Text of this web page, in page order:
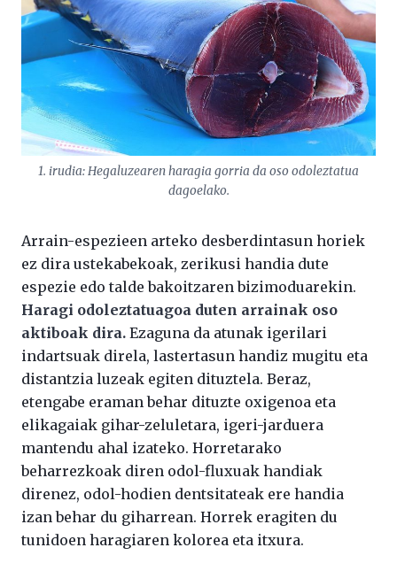
1. irudia: Hegaluzearen haragia gorria da oso odoleztatua
dagoelako.
Arrain-espezieen arteko desberdintasun horiek
ez dira ustekabekoak, zerikusi handia dute
espezie edo talde bakoitzaren bizimoduarekin.
Haragi odoleztatuagoa duten arrainak oso
aktiboak dira. Ezaguna da atunak igerilari
indartsuak direla, lastertasun handiz mugitu eta
distantzia luzeak egiten dituztela. Beraz,
etengabe eraman behar dituzte oxigenoa eta
elikagaiak gihar-zeluletara, igeri-jarduera
mantendu ahal izateko. Horretarako
beharrezkoak diren odol-fluxuak handiak
direnez, odol-hodien dentsitateak ere handia
izan behar du giharrean. Horrek eragiten du
tunidoen haragiaren kolorea eta itxura.